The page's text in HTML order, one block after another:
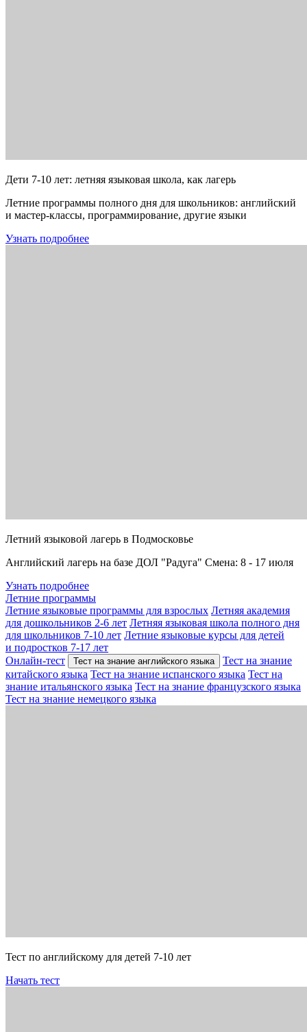
Дети 7-10 лет: летняя языковая школа, как лагерь
Летние программы полного дня для школьников: английский
и мастер-классы, программирование, другие языки
Узнать подробнее
Летний языковой лагерь в Подмосковье
Английский лагерь на базе ДОЛ "Радуга" Смена: 8 - 17 июля
Узнать подробнее
Летние программы
Летние языковые программы для взрослых Летняя академия
для дошкольников 2-6 лет Летняя языковая школа полного дня
для школьников 7-10 лет Летние языковые курсы для детей
и подростков 7-17 лет
Онлайн-тест
Тест на знание английского языка
Тест на знание
китайского языка Тест на знание испанского языка Тест на
знание итальянского языка Тест на знание французского языка
Тест на знание немецкого языка
Тест по английскому для детей 7-10 лет
Начать тест